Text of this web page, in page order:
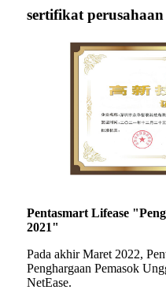
sertifikat
Pentasmart Lifease
2021"
Pada akhir Maret 2022,
Penghargaan Pemasok
NetEase.